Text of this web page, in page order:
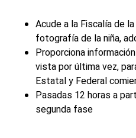
Acude a la Fiscalía de
fotografía de la niña,
Proporciona
vista por última vez,
Estatal y Federal
Pasadas 12 horas a
segunda fase